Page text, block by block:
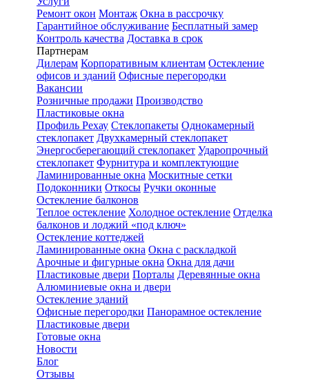
Ремонт окон Монтаж Окна в рассрочку
Гарантийное обслуживание Бесплатный замер
Контроль качества Доставка в срок
Партнерам
Дилерам Корпоративным клиентам Остекление
офисов и зданий Офисные перегородки
Вакансии
Розничные продажи Производство
Пластиковые окна
Профиль Рехау Стеклопакеты Однокамерный
стеклопакет Двухкамерный стеклопакет
Энергосберегающий стеклопакет Ударопрочный
стеклопакет Фурнитура и комплектующие
Ламинированные окна Москитные сетки
Подоконники Откосы Ручки оконные
Остекление балконов
Теплое остекление Холодное остекление Отделка
балконов и лоджий «под ключ»
Остекление коттеджей
Ламинированные окна Окна с раскладкой
Арочные и фигурные окна Окна для дачи
Пластиковые двери Порталы Деревянные окна
Алюминиевые окна и двери
Остекление зданий
Офисные перегородки Панорамное остекление
Пластиковые двери
Готовые окна
Новости
Блог
Отзывы